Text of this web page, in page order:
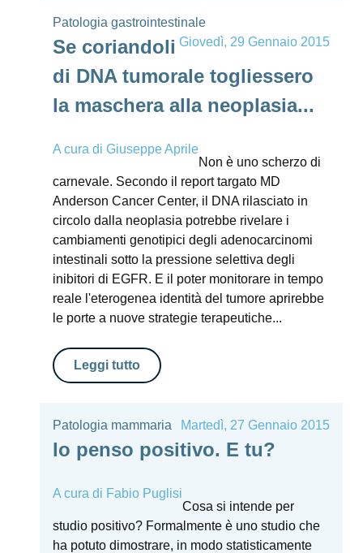
Patologia gastrointestinale
Giovedì, 29 Gennaio 2015
Se coriandoli
di DNA tumorale togliessero
la maschera alla neoplasia...
A cura di Giuseppe Aprile
Non è uno scherzo di
carnevale. Secondo il report targato MD
Anderson Cancer Center, il DNA rilasciato in
circolo dalla neoplasia potrebbe rivelare i
cambiamenti genotipici degli adenocarcinomi
intestinali sotto la pressione selettiva degli
inibitori di EGFR. E il poter monitorare in tempo
reale l'eterogenea identità del tumore aprirebbe
le porte a nuove strategie terapeutiche...
Leggi tutto
Patologia mammaria Martedì, 27 Gennaio 2015
Io penso positivo. E tu?
A cura di Fabio Puglisi
Cosa si intende per
studio positivo? Formalmente è uno studio che
ha potuto dimostrare, in modo statisticamente